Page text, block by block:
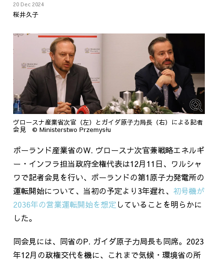
20 Dec 2024
桜井久子
ヴロースナ産業省次官（左）とガイダ原子力局長（右）による記者
会見 © Ministerstwo Przemysłu
ポーランド産業省のW. ヴロースナ次官兼戦略エネルギ
ー・インフラ担当政府全権代表は12月11 日、ワルシャ
ワで記者会見を行い、ポーランドの第1原子力発電所の
運転開始について、当初の予定より 3年遅れ、 初号機が
2036年の営業運転開始を想定していることを明らかに
した。
同会見には、同省のP. ガイダ原子力局長も同席。 2023
年12月の政権交代を機に、これまで気候・環境省の所